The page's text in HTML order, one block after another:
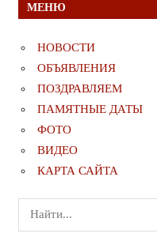
МЕНЮ
НОВОСТИ
ОБЪЯВЛЕНИЯ
ПОЗДРАВЛЯЕМ
ПАМЯТНЫЕ ДАТЫ
ФОТО
ВИДЕО
КАРТА САЙТА
Поиск
для: